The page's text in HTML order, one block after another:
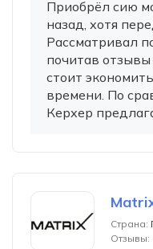
Приобрёл сию
назад, хотя
Рассматривал
почитав отзывы
стоит
времени. По
Керхер
Страна:
Отзывы: